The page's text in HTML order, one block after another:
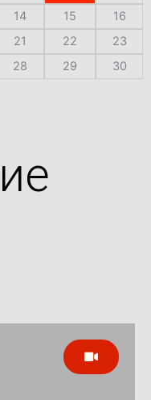
14 15
16
21 22
23
28 29
30